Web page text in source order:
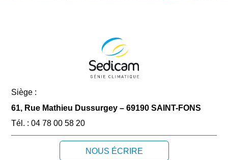
Siège :
61, Rue Mathieu Dussurgey – 69190 SAINT-FONS
Tél. : 04 78 00 58 20
NOUS ÉCRIRE